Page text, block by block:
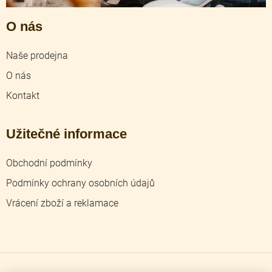
O nás
Naše prodejna
O nás
Kontakt
Užitečné informace
Obchodní podmínky
Podmínky ochrany osobních údajů
Vrácení zboží a reklamace